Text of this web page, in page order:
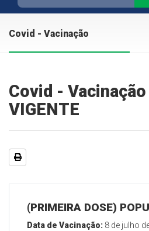
Covid - Vacinação
Covid - Vacinação
VIGENTE
(PRIMEIRA DOSE)
Data de Vacinação: 8 de julho